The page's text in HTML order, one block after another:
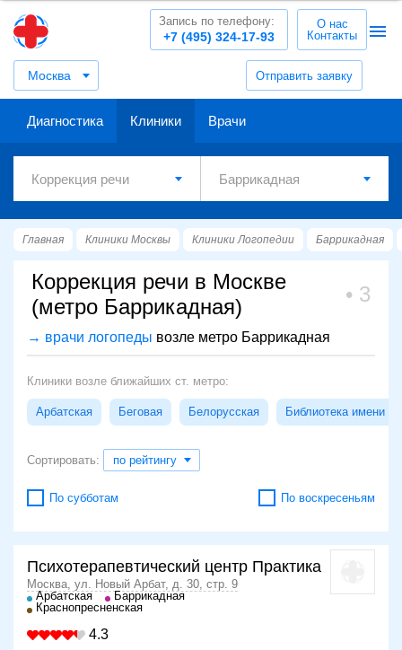
Москва Отправить заявку
+7 (495) 324-17-93
Запись по телефону:
О нас
Контакты
Диагностика Клиники Врачи
Главная Клиники Москвы Клиники Логопедии Баррикадная
Коррекция речи в Москве
(метро Баррикадная)
3
→ врачи логопеды возле метро Баррикадная
Клиники возле ближайших ст. метро:
Арбатская Беговая Белорусская Библиотека имени
Сортировать: по рейтингу
По субботам По воскресеньям
Психотерапевтический центр Практика
Москва, ул. Новый Арбат, д. 30, стр. 9
Арбатская
Баррикадная
Краснопресненская
4.3